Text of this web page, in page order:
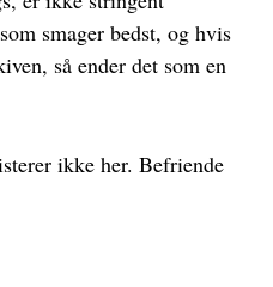
smager bedst, og hvis
så ender det som en
ikke her. Befriende